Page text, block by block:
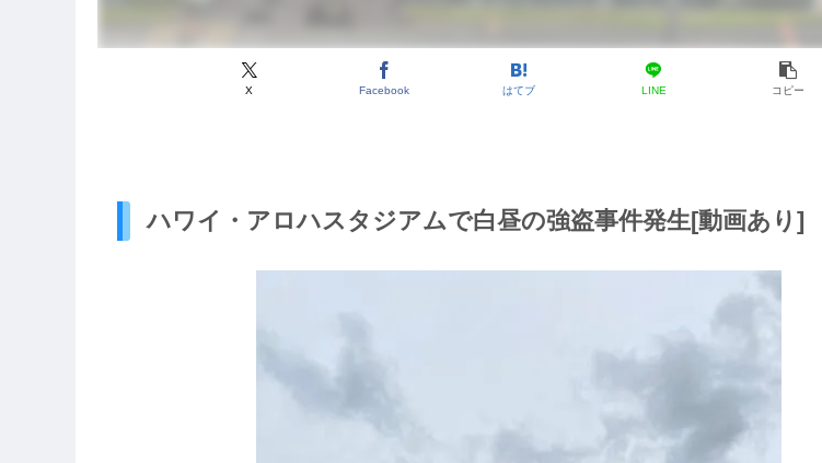
X Facebook はてブ LINE コピー
ハワイ・アロハスタジアムで白昼の強盗事件発生[動画あり]